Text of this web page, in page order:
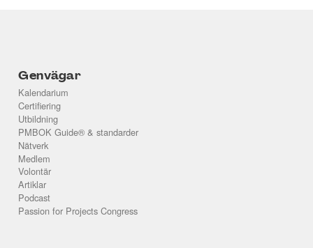
Genvägar
Kalendarium
Certifiering
Utbildning
PMBOK Guide® & standarder
Nätverk
Medlem
Volontär
Artiklar
Podcast
Passion for Projects Congress